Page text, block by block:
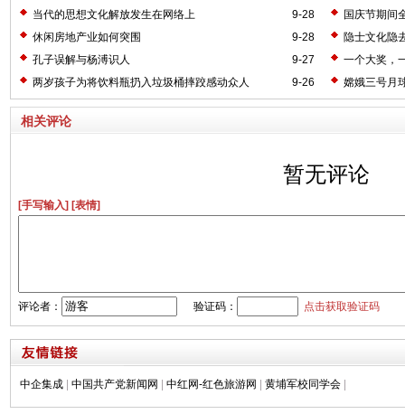
9-28
当代的思想文化解放发生在网络上
国庆节期间
9-28
休闲房地产业如何突围
隐士文化隐
9-27
孔子误解与杨溥识人
一个大奖，
9-26
两岁孩子为将饮料瓶扔入垃圾桶摔跤感动众人 嫦娥三号月
相关评论
暂无评论
[手写输入] [表情]
评论者： 验证码： 点击获取验证码
中企集成 中国共产党新闻网 中红网-红色旅游网 黄埔军校同学会